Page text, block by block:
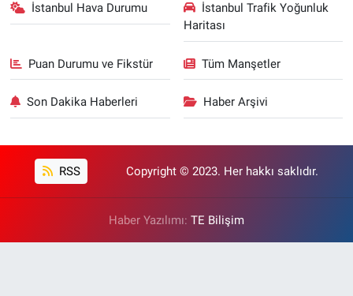
İstanbul Hava Durumu
İstanbul Trafik Yoğunluk
Haritası
Puan Durumu ve Fikstür Tüm Manşetler
Son Dakika Haberleri Haber Arşivi
RSS Copyright © 2023. Her hakkı saklıdır.
Haber Yazılımı: TE Bilişim